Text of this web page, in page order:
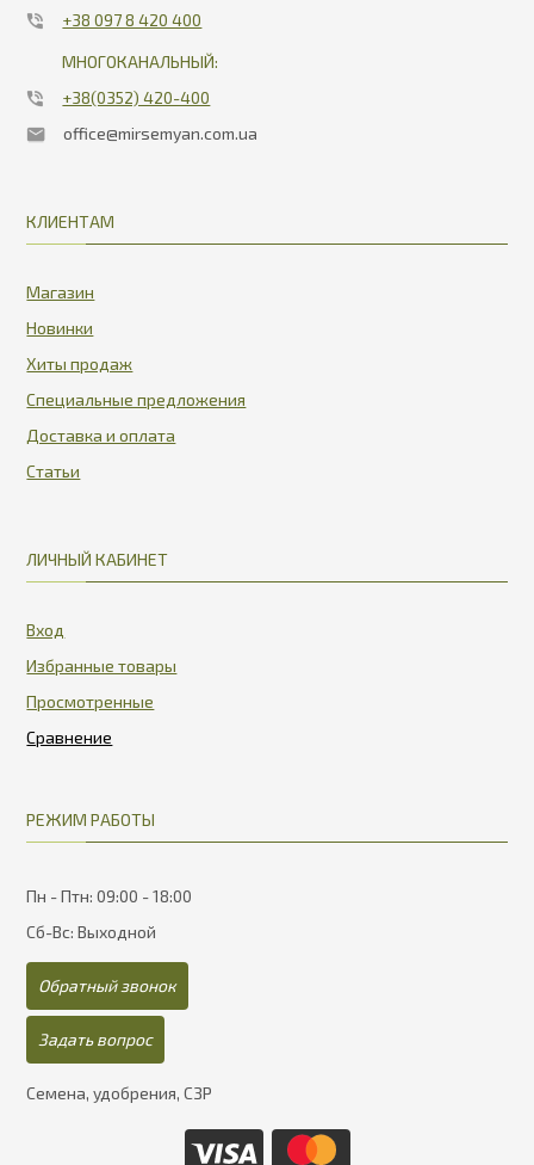
+38 097 8 420 400
МНОГОКАНАЛЬНЫЙ:
+38(0352) 420-400
office@mirsemyan.com.ua
КЛИЕНТАМ
Магазин
Новинки
Хиты продаж
Специальные предложения
Доставка и оплата
Статьи
ЛИЧНЫЙ КАБИНЕТ
Вход
Избранные товары
Просмотренные
РЕЖИМ РАБОТЫ
Пн - Птн: 09:00 - 18:00
Сб-Вс: Выходной
Обратный звонок
Задать вопрос
Семена, удобрения, СЗР